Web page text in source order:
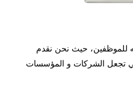
حيث نحن نقدم
تجعل الشركات و المؤسسات